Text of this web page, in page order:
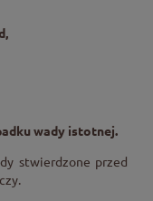
wady istotnej.
stwierdzone przed